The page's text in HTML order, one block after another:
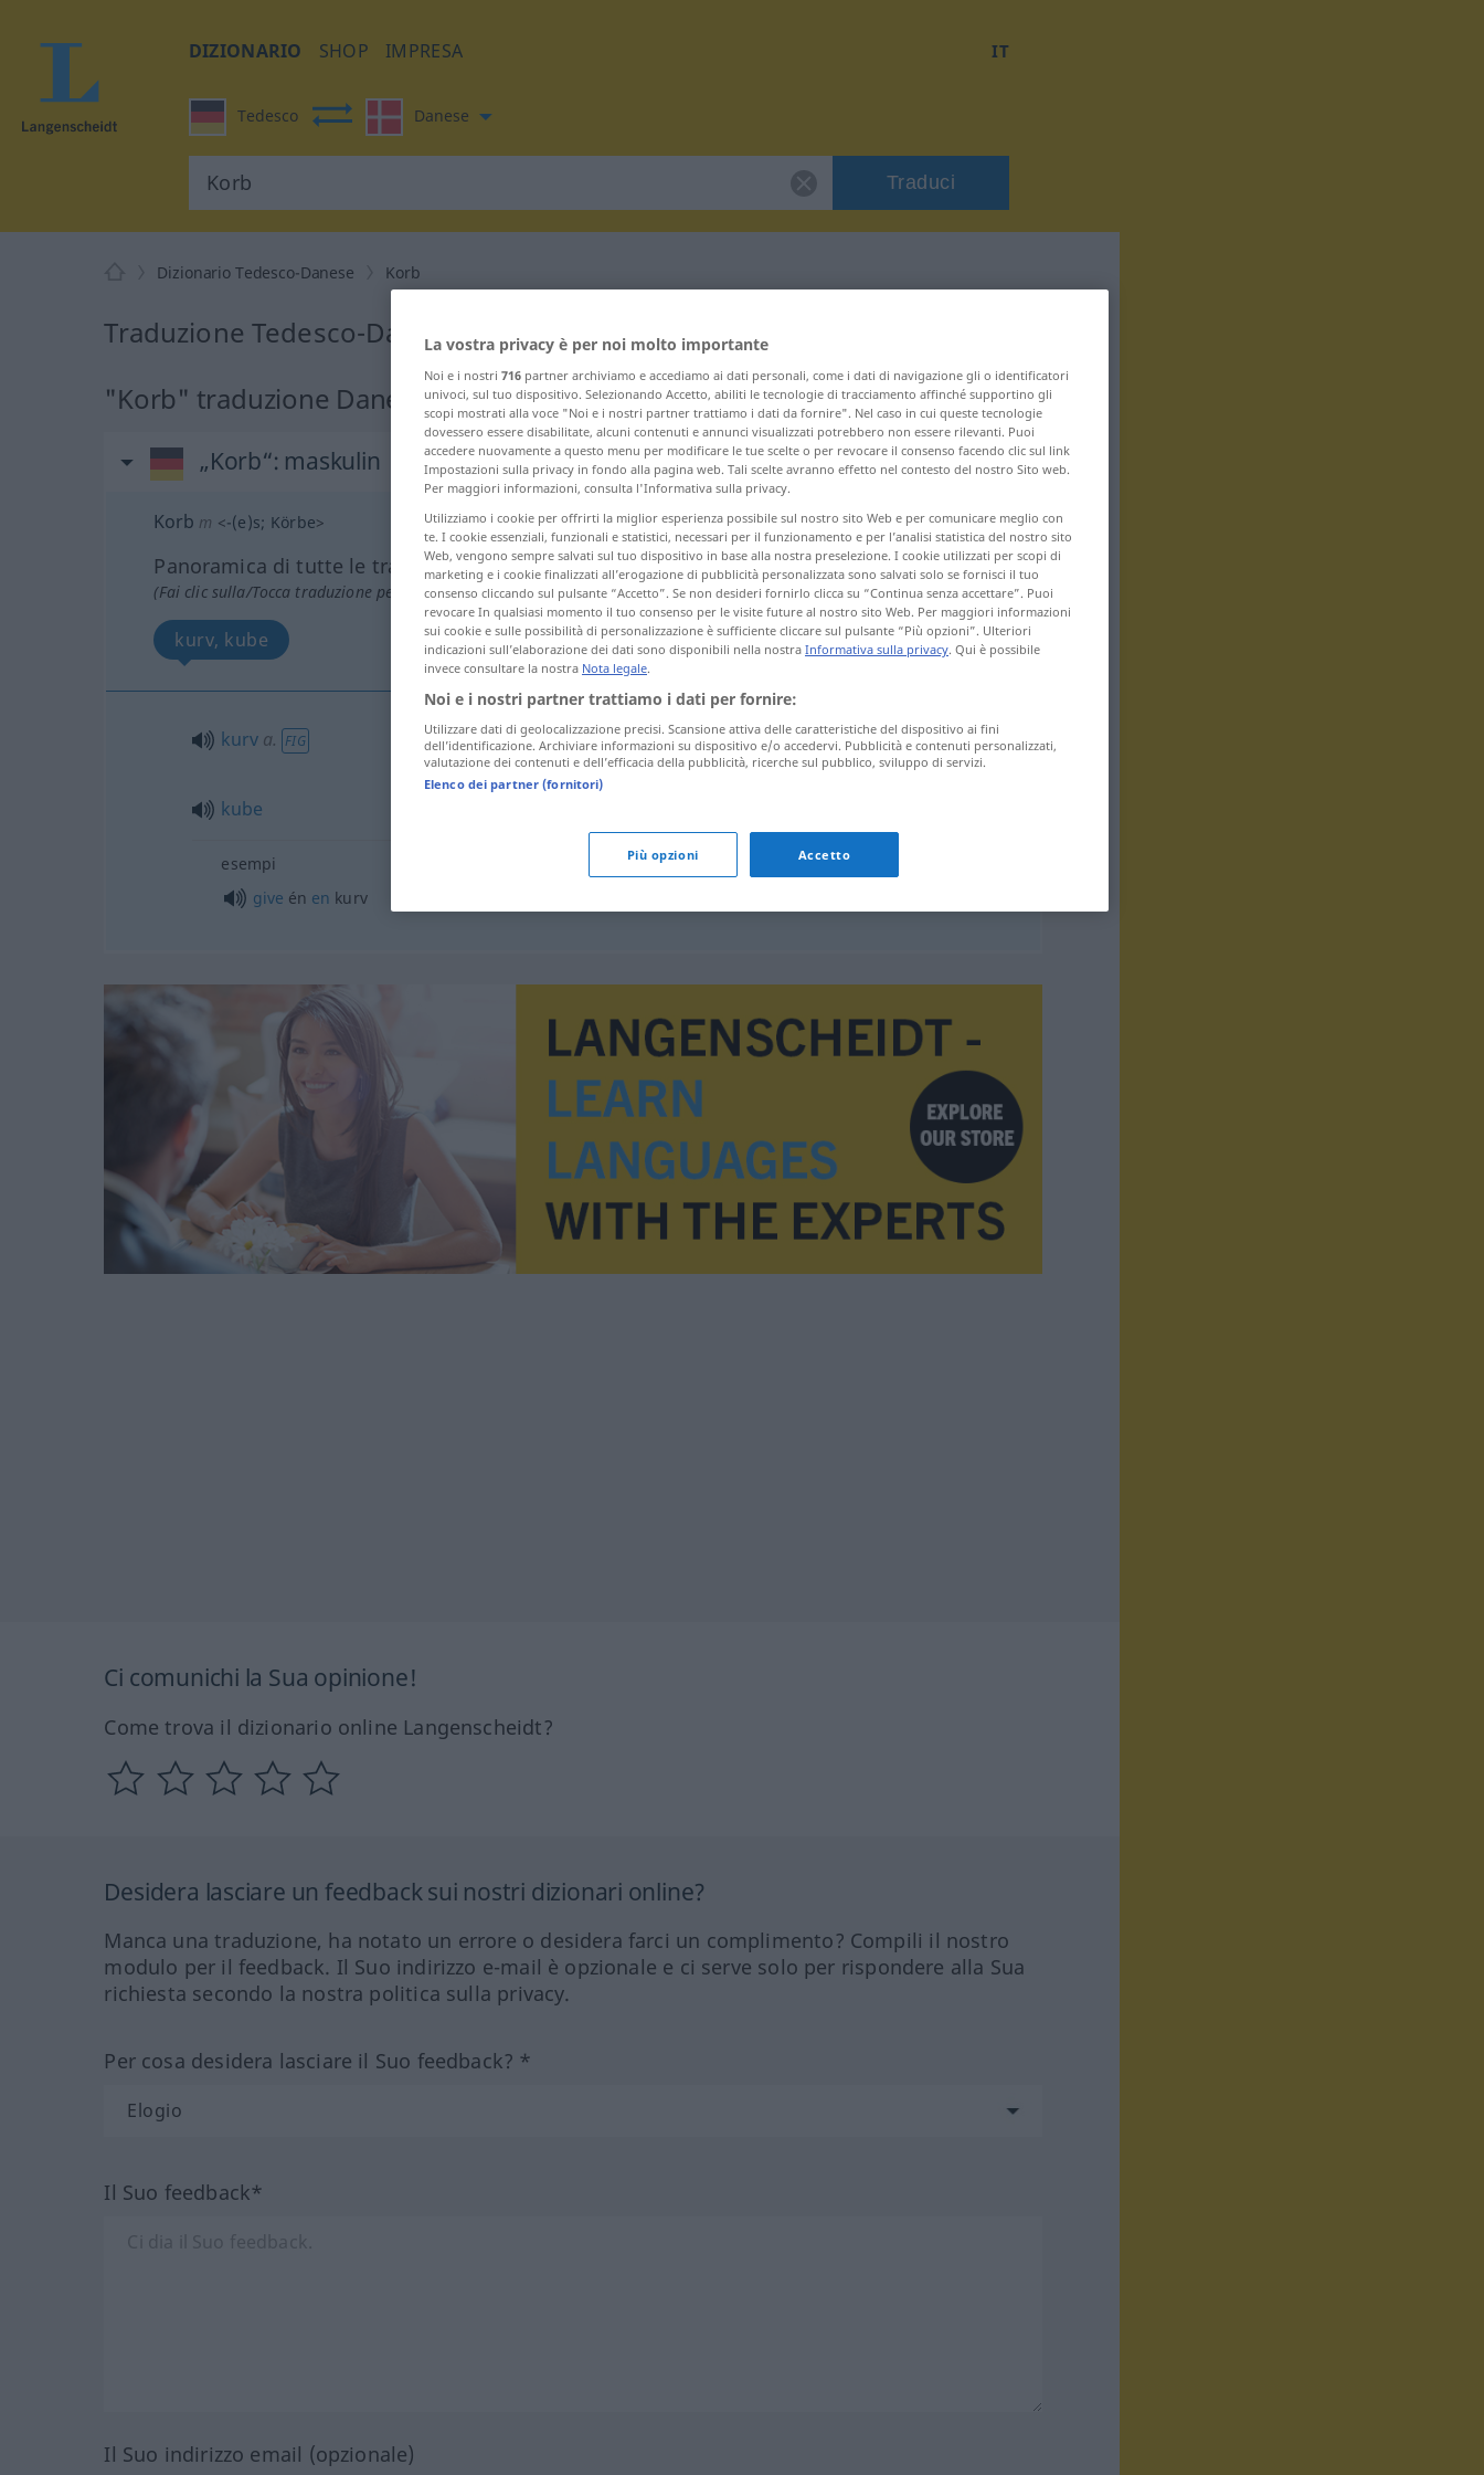
DIZIONARIO SHOP IMPRESA IT
Tedesco Danese
Traduci
Dizionario Tedesco-Danese Korb
Traduzione Tedesco-Danese per "Korb"
"Korb" traduzione Danese
„Korb“: maskulin
Korb m <-(e)s; Körbe>
Panoramica di tutte le traduzion
(Fai clic sulla/Tocca traduzione per maggiori dettagli)
kurv, kube
kurva. FIG Korb
kube
esempi
give én en kurv
Ci comunichi la Sua opinione!
Come trova il dizionario online Langenscheidt?
Desidera lasciare un feedback sui nostri dizionari online?
Manca una traduzione, ha notato un errore o desidera farci un complimento? Compili il nostro
modulo per il feedback. Il Suo indirizzo e-mail è opzionale e ci serve solo per rispondere alla Sua
richiesta secondo la nostra politica sulla privacy.
Per cosa desidera lasciare il Suo feedback? *
Il Suo feedback*
Il Suo indirizzo email (opzionale)
La vostra privacy è per noi molto importante
Noi e i nostri 716 partner archiviamo e accediamo ai dati personali, come i dati di navigazione gli o identificatori
univoci, sul tuo dispositivo. Selezionando Accetto, abiliti le tecnologie di tracciamento affinché supportino gli
scopi mostrati alla voce "Noi e i nostri partner trattiamo i dati da fornire". Nel caso in cui queste tecnologie
dovessero essere disabilitate, alcuni contenuti e annunci visualizzati potrebbero non essere rilevanti. Puoi
accedere nuovamente a questo menu per modificare le tue scelte o per revocare il consenso facendo clic sul link
Impostazioni sulla privacy in fondo alla pagina web. Tali scelte avranno effetto nel contesto del nostro Sito web.
Per maggiori informazioni, consulta l'Informativa sulla privacy.
Utilizziamo i cookie per offrirti la miglior esperienza possibile sul nostro sito Web e per comunicare meglio con
te. I cookie essenziali, funzionali e statistici, necessari per il funzionamento e per l’analisi statistica del nostro sito
Web, vengono sempre salvati sul tuo dispositivo in base alla nostra preselezione. I cookie utilizzati per scopi di
marketing e i cookie finalizzati all’erogazione di pubblicità personalizzata sono salvati solo se fornisci il tuo
consenso cliccando sul pulsante “Accetto”. Se non desideri fornirlo clicca su “Continua senza accettare”. Puoi
revocare In qualsiasi momento il tuo consenso per le visite future al nostro sito Web. Per maggiori informazioni
sui cookie e sulle possibilità di personalizzazione è sufficiente cliccare sul pulsante “Più opzioni”. Ulteriori
indicazioni sull’elaborazione dei dati sono disponibili nella nostra Informativa sulla privacy. Qui è possibile
invece consultare la nostra Nota legale.
Noi e i nostri partner trattiamo i dati per fornire:
Utilizzare dati di geolocalizzazione precisi. Scansione attiva delle caratteristiche del dispositivo ai fini
dell’identificazione. Archiviare informazioni su dispositivo e/o accedervi. Pubblicità e contenuti personalizzati,
valutazione dei contenuti e dell’efficacia della pubblicità, ricerche sul pubblico, sviluppo di servizi.
Elenco dei partner (fornitori)
Più opzioni Accetto